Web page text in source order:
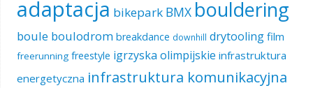
adaptacja bikepark BMX bouldering
boule boulodrom breakdance downhill drytooling film
freerunning freestyle igrzyska olimpijskie infrastruktura
energetyczna infrastruktura komunikacyjna